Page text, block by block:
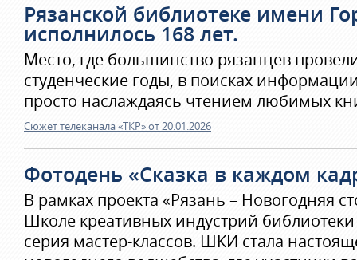
Рязанской библиотеке имени
исполнилось 168 лет.
Место, где большинство рязанцев
студенческие годы, в поисках
просто наслаждаясь чтением любимых
Сюжет телеканала «ТКР» от 20.01.2026
Фотодень «Сказка в каждом
В рамках проекта «Рязань – Новогодняя
Школе креативных индустрий
серия мастер-классов. ШКИ стала